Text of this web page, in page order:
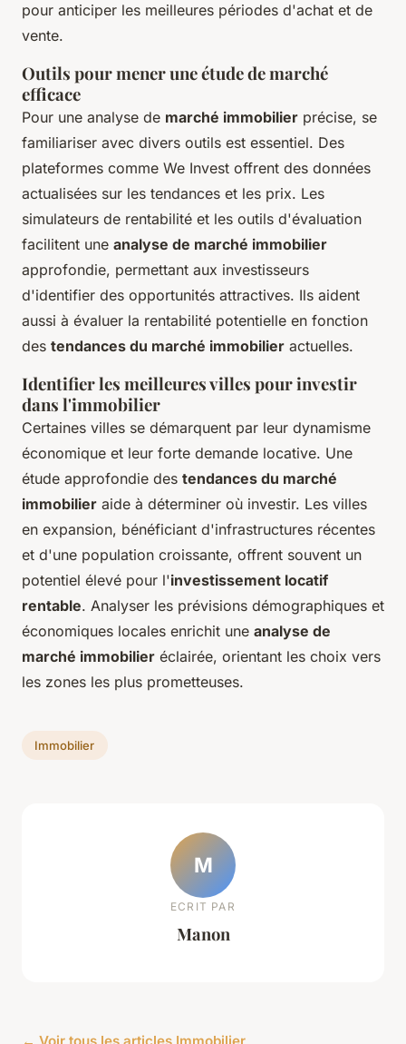
pour anticiper les meilleures périodes d'achat et de
vente.
Outils pour mener une étude de marché
efficace
Pour une analyse de marché immobilier précise, se
familiariser avec divers outils est essentiel. Des
plateformes comme We Invest offrent des données
actualisées sur les tendances et les prix. Les
simulateurs de rentabilité et les outils d'évaluation
facilitent une analyse de marché immobilier
approfondie, permettant aux investisseurs
d'identifier des opportunités attractives. Ils aident
aussi à évaluer la rentabilité potentielle en fonction
des tendances du marché immobilier actuelles.
Identifier les meilleures villes pour investir
dans l'immobilier
Certaines villes se démarquent par leur dynamisme
économique et leur forte demande locative. Une
étude approfondie des tendances du marché
immobilier aide à déterminer où investir. Les villes
en expansion, bénéficiant d'infrastructures récentes
et d'une population croissante, offrent souvent un
potentiel élevé pour l'investissement locatif
rentable. Analyser les prévisions démographiques et
économiques locales enrichit une analyse de
marché immobilier éclairée, orientant les choix vers
les zones les plus prometteuses.
Immobilier
M
ECRIT PAR
Manon